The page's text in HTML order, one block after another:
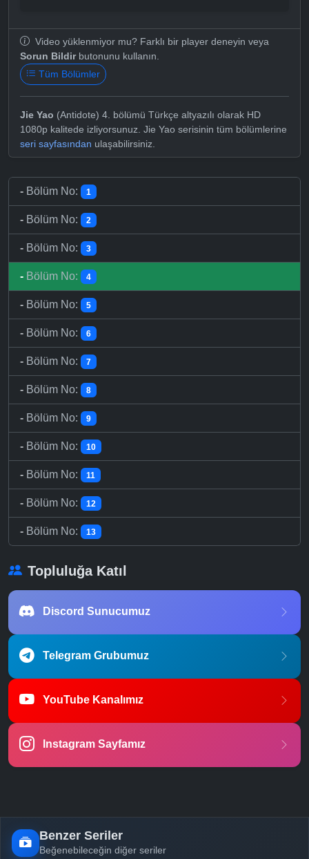
Video yüklenmiyor mu? Farklı bir player deneyin veya
Sorun Bildirbutonunu kullanın.
Tüm Bölümler
Jie Yao (Antidote) 4. bölümü Türkçe altyazılı olarak HD
1080p kalitede izliyorsunuz. Jie Yao serisinin tüm bölümlerine
seri sayfasından ulaşabilirsiniz.
- Bölüm No: 1
- Bölüm No: 2
- Bölüm No: 3
- Bölüm No: 4
- Bölüm No: 5
- Bölüm No: 6
- Bölüm No: 7
- Bölüm No: 8
- Bölüm No: 9
- Bölüm No: 10
- Bölüm No: 11
- Bölüm No: 12
- Bölüm No: 13
Topluluğa Katıl
Discord Sunucumuz
Telegram Grubumuz
YouTube Kanalımız
Instagram Sayfamız
Benzer Seriler
Beğenebileceğin diğer seriler